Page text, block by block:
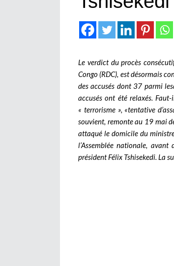
Le verdict du procès
Congo (RDC), est désormais
des accusés dont 37 parmi
accusés ont été relaxés.
« terrorisme », «tentative
souvient, remonte au 19 mai
attaqué le domicile du
l’Assemblée nationale,
président Félix Tshisekedi. La